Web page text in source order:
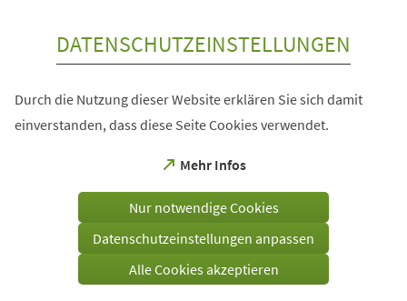
DATENSCHUTZEINSTELLUNGEN
Durch die Nutzung dieser Website erklären Sie sich damit
einverstanden, dass diese Seite Cookies verwendet.
Mehr Infos
(Öffnet
einem
Tab)
Nur notwendige Cookies
Datenschutzeinstellungen anpassen
Alle Cookies akzeptieren